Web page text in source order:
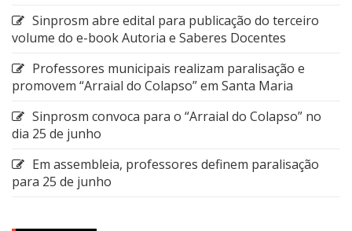
Sinprosm abre edital para publicação do terceiro
volume do e-book Autoria e Saberes Docentes
Professores municipais realizam paralisação e
promovem “Arraial do Colapso” em Santa Maria
Sinprosm convoca para o “Arraial do Colapso” no
dia 25 de junho
Em assembleia, professores definem paralisação
para 25 de junho